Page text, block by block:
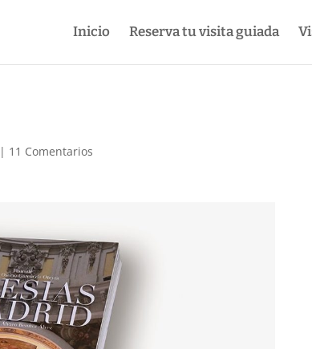
Inicio Reserva tu visita guiada
| 11 Comentarios